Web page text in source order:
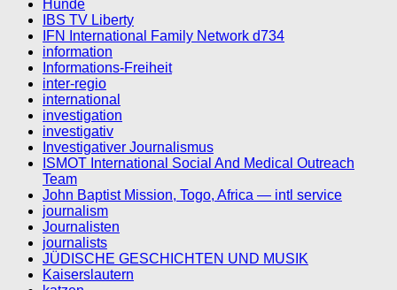
Hunde
IBS TV Liberty
IFN International Family Network d734
information
Informations-Freiheit
inter-regio
international
investigation
investigativ
Investigativer Journalismus
ISMOT International Social And Medical Outreach
Team
John Baptist Mission, Togo, Africa — intl service
journalism
Journalisten
journalists
JÜDISCHE GESCHICHTEN UND MUSIK
Kaiserslautern